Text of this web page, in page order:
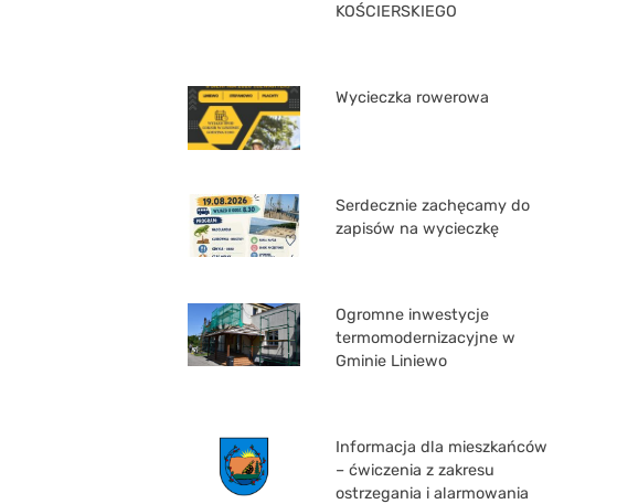
KOŚCIERSKIEGO
Wycieczka rowerowa
Serdecznie zachęcamy do
zapisów na wycieczkę
Ogromne inwestycje
termomodernizacyjne w
Gminie Liniewo
Informacja dla mieszkańców
– ćwiczenia z zakresu
ostrzegania i alarmowania